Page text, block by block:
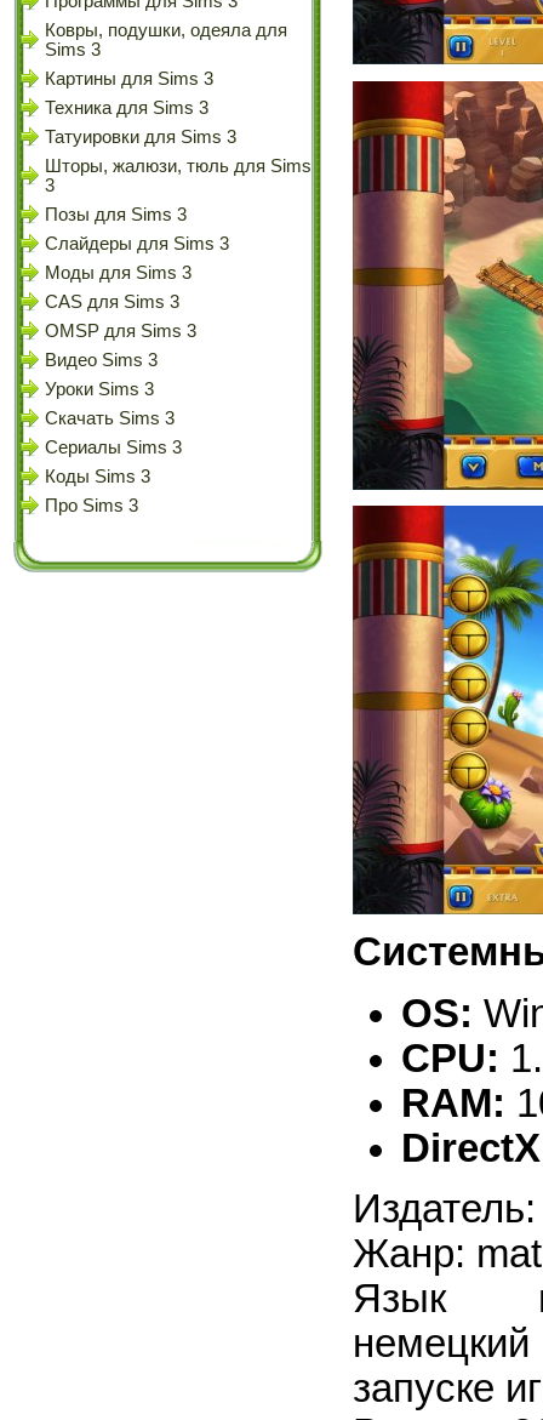
Ковры, подушки, одеяла для
Sims 3
Картины для Sims 3
Техника для Sims 3
Татуировки для Sims 3
Шторы, жалюзи, тюль для Sims
3
Позы для Sims 3
Слайдеры для Sims 3
Моды для Sims 3
CAS для Sims 3
OMSP для Sims 3
Видео Sims 3
Уроки Sims 3
Скачать Sims 3
Сериалы Sims 3
Коды Sims 3
Про Sims 3
OS:
CPU:
RAM:
Жанр:
Язык
запуске